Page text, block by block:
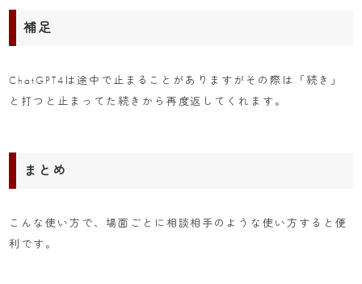
補足
ChatGPT4は途中で止まることがありますがその際は「続き」
と打つと止まってた続きから再度返してくれます。
まとめ
こんな使い方で、場面ごとに相談相手のような使い方すると便
利です。